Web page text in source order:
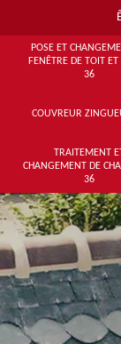
POSE ET
FENÊTRE DE TOIT ET
36
COUVREUR
TRAITEMENT
CHANGEMENT DE
36